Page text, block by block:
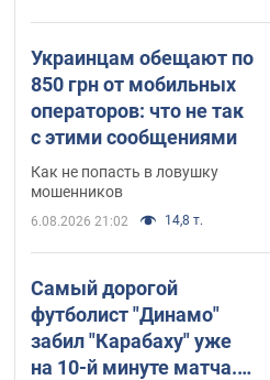
Украинцам обещают по
850 грн от мобильных
операторов: что не так
с этими сообщениями
Как не попасть в ловушку
мошенников
6.08.2026 21:02 14,8 т.
Самый дорогой
футболист "Динамо"
забил "Карабаху" уже
на 10-й минуте матча.